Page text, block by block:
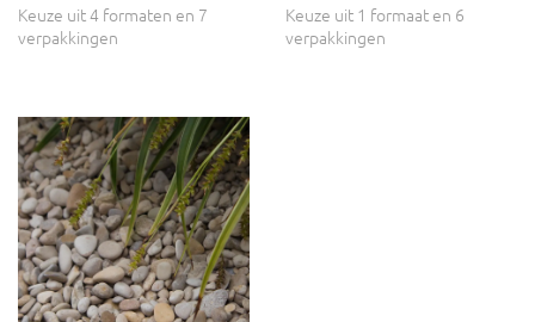
Keuze uit 4 formaten en 7
verpakkingen
Keuze uit 1 formaat en 6
verpakkingen